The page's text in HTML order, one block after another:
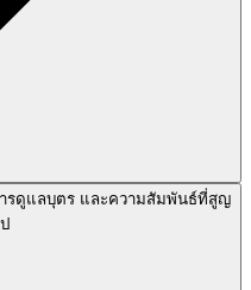
ารดูแลบุตร และความสัมพันธ์ที่สูญ